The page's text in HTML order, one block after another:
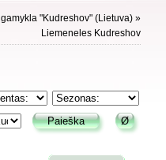
"Kudreshov" (Lietuva) »
Liemeneles Kudreshov